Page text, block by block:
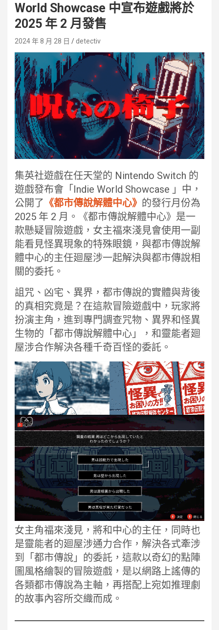
World Showcase 中宣布遊戲將於
2025 年 2 月發售
2024 年 8 月 28 日 detectiv
集英社遊戲在任天堂的 Nintendo Switch 的
遊戲發布會「Indie World Showcase 」中，
公開了 《都市傳說解體中心》 的發行月份為
2025 年 2 月。《都市傳說解體中心》是一
款懸疑冒險遊戲，女主福來淺見會使用一副
能看見怪異現象的特殊眼鏡，與都市傳說解
體中心的主任廻屋涉一起解決與都市傳說相
關的委托。
詛咒、凶宅、異界，都市傳說的實體與背後
的真相究竟是？在這款冒險遊戲中，玩家將
扮演主角，進到專門調查咒物、異界和怪異
生物的「都市傳說解體中心」，和靈能者廻
屋涉合作解決各種千奇百怪的委託。
女主角福來淺見，將和中心的主任，同時也
是靈能者的廻屋涉通力合作，解決各式牽涉
到「都市傳說」的委託，這款以奇幻的點陣
圖風格繪製的冒險遊戲，是以網路上謠傳的
各類都市傳說為主軸，再搭配上宛如推理劇
的故事內容所交織而成。